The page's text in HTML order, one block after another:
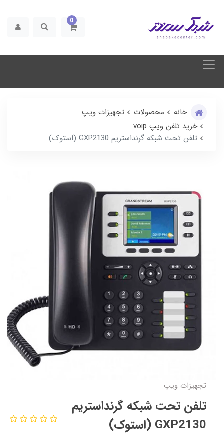
0
خانه محصولات
تجهیزات ویپ
خرید تلفن ویپ voip
تلفن تحت شبکه گرنداستریم GXP2130 (استوک)
تجهیزات ویپ
تلفن تحت شبکه گرنداستریم
GXP2130 (استوک)